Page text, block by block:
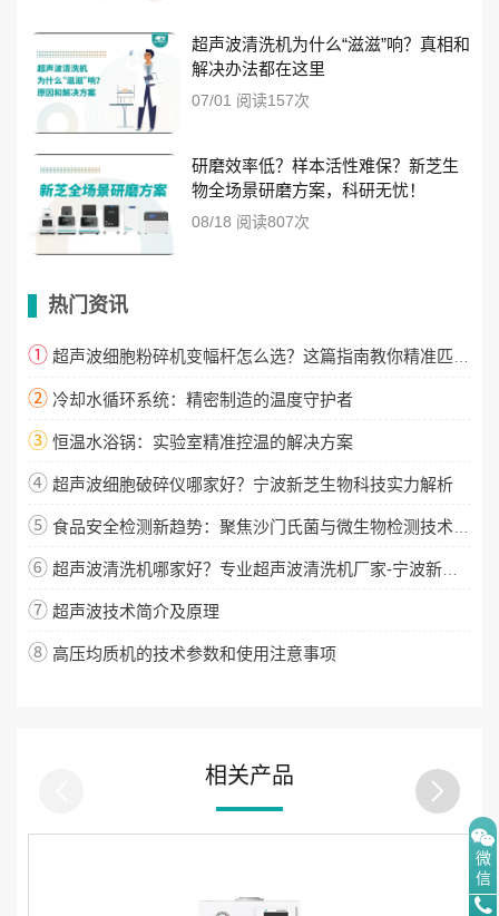
超声波清洗机为什么“滋滋”响？真相和
解决办法都在这里
07/01 阅读157次
研磨效率低？样本活性难保？新芝生
物全场景研磨方案，科研无忧！
08/18 阅读807次
热门资讯
① 超声波细胞粉碎机变幅杆怎么选？这篇指南教你精准匹配！
② 冷却水循环系统：精密制造的温度守护者
③ 恒温水浴锅：实验室精准控温的解决方案
④ 超声波细胞破碎仪哪家好？宁波新芝生物科技实力解析
⑤ 食品安全检测新趋势：聚焦沙门氏菌与微生物检测技术升级
⑥ 超声波清洗机哪家好？专业超声波清洗机厂家-宁波新芝生物
⑦ 超声波技术简介及原理
⑧ 高压均质机的技术参数和使用注意事项
相关产品
微
信